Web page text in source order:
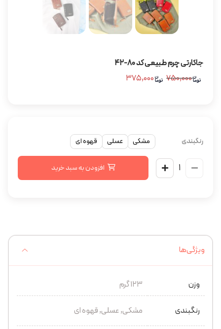
جاکارتی چرم طبیعی کد 80-42
۷۵۰,۰۰۰
رنگبندی مشکی عسلی قهوه ای
افزودن به سبد خرید
ویژگی‌ها
وزن 123 گرم
رنگبندی مشکی, عسلی, قهوه ای